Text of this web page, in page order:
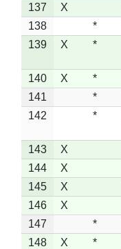
137
X
138
*
139
X *
140 X *
141
*
142
*
143
X
144
X
145
X
146
X
147
*
148
X *